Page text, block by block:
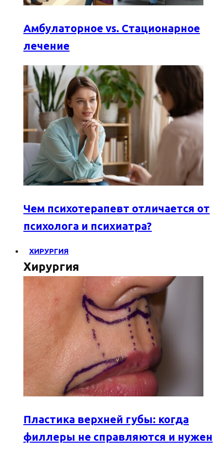
Амбулаторное vs. Стационарное
лечение
Чем психотерапевт отличается от
психолога и психиатра?
ХИРУРГИЯ
Хирургия
Пластика верхней губы: когда
филлеры не справляются и нужен